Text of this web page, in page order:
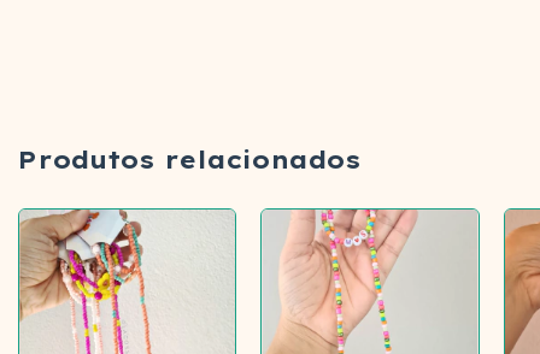
Produtos relacionados